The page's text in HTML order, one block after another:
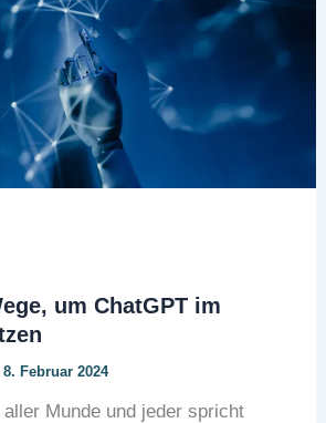
um ChatGPT im
8. Februar 2024
Munde und jeder spricht